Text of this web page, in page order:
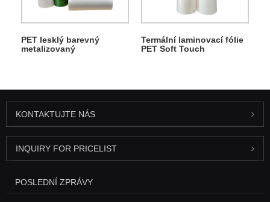
PET lesklý barevný
metalizovaný
Termální laminovací fólie
PET Soft Touch
KONTAKTUJTE NÁS
INQUIRY FOR PRICELIST
POSLEDNÍ ZPRÁVY